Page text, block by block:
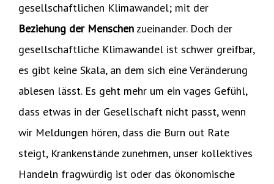
gesellschaftlichen Klimawandel; mit der
Beziehung der Menschen zueinander. Doch der
gesellschaftliche Klimawandel ist schwer greifbar,
es gibt keine Skala, an dem sich eine Veränderung
ablesen lässt.Es geht mehr um ein vages Gefühl,
dass etwas in der Gesellschaft nicht passt, wenn
wir Meldungen hören, dass die Burn out Rate
steigt, Krankenstände zunehmen, unser kollektives
Handeln fragwürdig ist oder das ökonomische